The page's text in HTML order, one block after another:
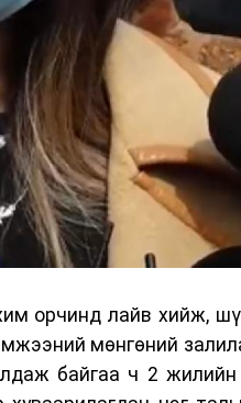
орчинд лайв хийж,
мөнгөний
байгаа ч 2 жилийн